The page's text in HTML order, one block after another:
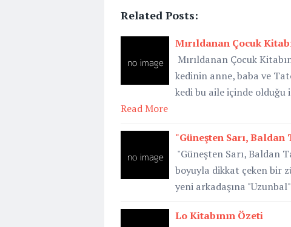
Related Posts:
Mırıldanan Çocuk
Mırıldanan Çocuk
kedinin anne, baba ve
kedi bu aile içinde
Read More
"Güneşten Sarı,
"Güneşten Sarı, Baldan
boyuyla dikkat çeken bir
yeni arkadaşına
Lo Kitabının Özeti